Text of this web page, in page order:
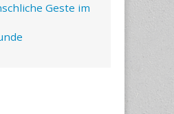
Geste im